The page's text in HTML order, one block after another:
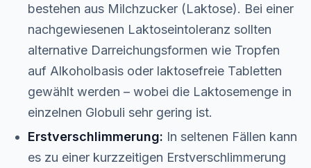
bestehen aus Milchzucker (Laktose). Bei einer
nachgewiesenen Laktoseintoleranz sollten
alternative Darreichungsformen wie Tropfen
auf Alkoholbasis oder laktosefreie Tabletten
gewählt werden – wobei die Laktosemenge in
einzelnen Globuli sehr gering ist.
Erstverschlimmerung: In seltenen Fällen kann
es zu einer kurzzeitigen Erstverschlimmerung